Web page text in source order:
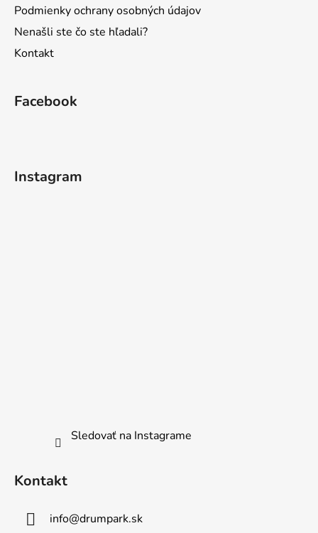
Podmienky ochrany osobných údajov
Nenašli ste čo ste hľadali?
Kontakt
Facebook
Instagram
Sledovať na Instagrame
Kontakt
info@drumpark.sk